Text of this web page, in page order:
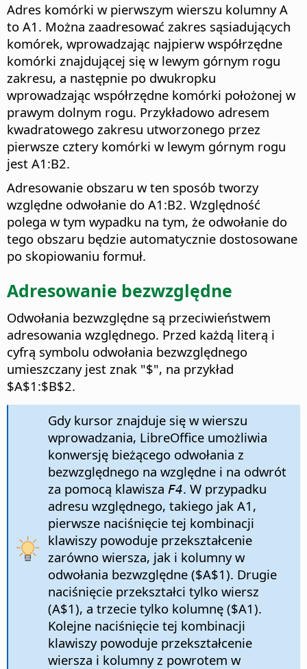
Adres komórki w pierwszym wierszu kolumny A
to A1. Można zaadresować zakres sąsiadujących
komórek, wprowadzając najpierw współrzędne
komórki znajdującej się w lewym górnym rogu
zakresu, a następnie po dwukropku
wprowadzając współrzędne komórki położonej w
prawym dolnym rogu. Przykładowo adresem
kwadratowego zakresu utworzonego przez
pierwsze cztery komórki w lewym górnym rogu
jest A1:B2.
Adresowanie obszaru w ten sposób tworzy
względne odwołanie do A1:B2. Względność
polega w tym wypadku na tym, że odwołanie do
tego obszaru będzie automatycznie dostosowane
po skopiowaniu formuł.
Adresowanie bezwzględne
Odwołania bezwzględne są przeciwieństwem
adresowania względnego. Przed każdą literą i
cyfrą symbolu odwołania bezwzględnego
umieszczany jest znak "$", na przykład
$A$1:$B$2.
Gdy kursor znajduje się w wierszu
wprowadzania, LibreOffice umożliwia
konwersję bieżącego odwołania z
bezwzględnego na względne i na odwrót
za pomocą klawisza F4. W przypadku
adresu względnego, takiego jak A1,
pierwsze naciśnięcie tej kombinacji
klawiszy powoduje przekształcenie
zarówno wiersza, jak i kolumny w
odwołania bezwzględne ($A$1). Drugie
naciśnięcie przekształci tylko wiersz
(A$1), a trzecie tylko kolumnę ($A1).
Kolejne naciśnięcie tej kombinacji
klawiszy powoduje przekształcenie
wiersza i kolumny z powrotem w